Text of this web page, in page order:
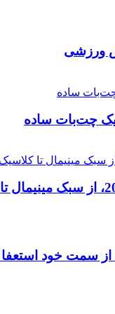
ورزشی
سمت خود استعفا